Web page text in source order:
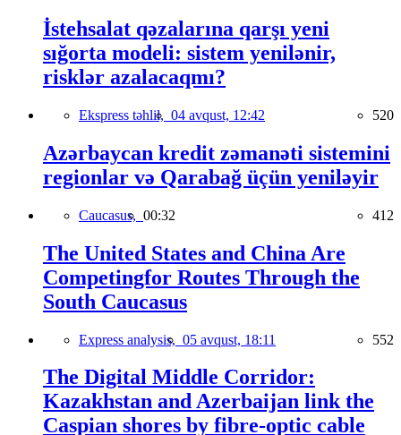
İstehsalat qəzalarına qarşı yeni
sığorta modeli: sistem yenilənir,
risklər azalacaqmı?
Ekspress təhlil, 04 avqust, 12:42 520
Azərbaycan kredit zəmanəti sistemini
regionlar və Qarabağ üçün yeniləyir
Caucasus, 00:32 412
The United States and China Are
Competingfor Routes Through the
South Caucasus
Express analysis, 05 avqust, 18:11 552
The Digital Middle Corridor:
Kazakhstan and Azerbaijan link the
Caspian shores by fibre-optic cable